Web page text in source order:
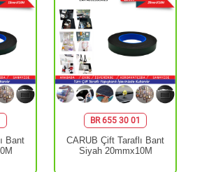
Bant
BR 655 30 01
CARUB Çift Taraflı Bant
Siyah 20mmx10M